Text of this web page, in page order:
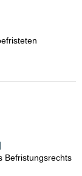
Befristungsrechts